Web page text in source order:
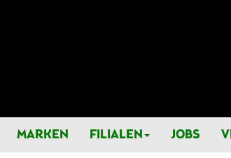
MARKEN FILIALEN JOBS